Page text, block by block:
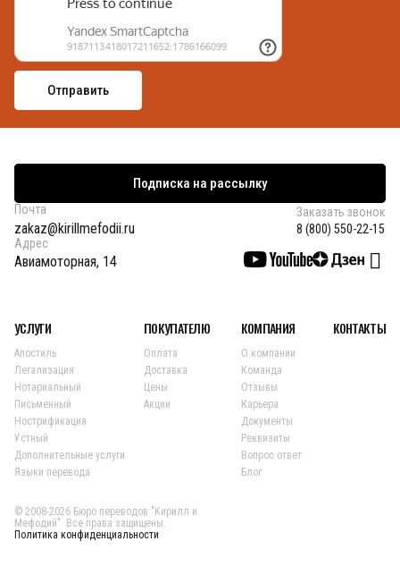
Подписка на рассылку
Почта
zakaz@kirillmefodii.ru
Заказать звонок
8 (800) 550-22-15
Адрес
Авиамоторная, 14
УСЛУГИ
Апостиль
Легализация
Нотариальный
Письменный
Нострификация
Устный
Дополнительные услуги
Языки перевода
ПОКУПАТЕЛЮ
Оплата
Доставка
Цены
Акции
КОМПАНИЯ
О компании
Команда
Отзывы
Карьера
Документы
Реквизиты
Вопрос ответ
Блог
КОНТАКТЫ
© 2008-2026 Бюро переводов "Кирилл и
Мефодий". Все права защищены.
Политика конфиденциальности